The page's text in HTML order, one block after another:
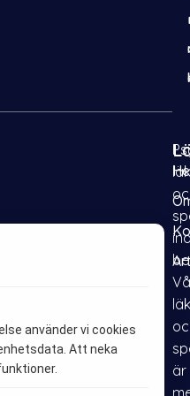
är
använder vi cookies
Att neka